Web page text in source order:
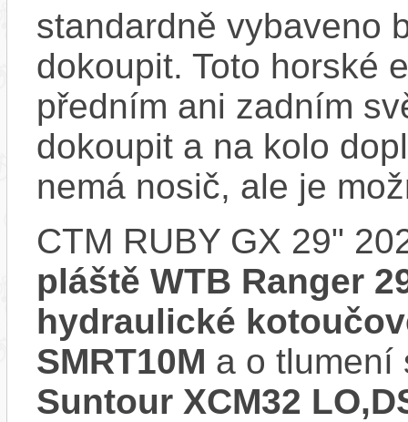
standardně vybaveno
dokoupit. Toto horské
předním ani zadním
dokoupit a na kolo
nemá nosič, ale je
CTM RUBY GX 29"
pláště WTB Ranger
hydraulické
SMRT10M a o
Suntour XCM32